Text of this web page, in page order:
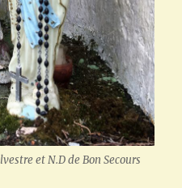
et N.D de Bon Secours